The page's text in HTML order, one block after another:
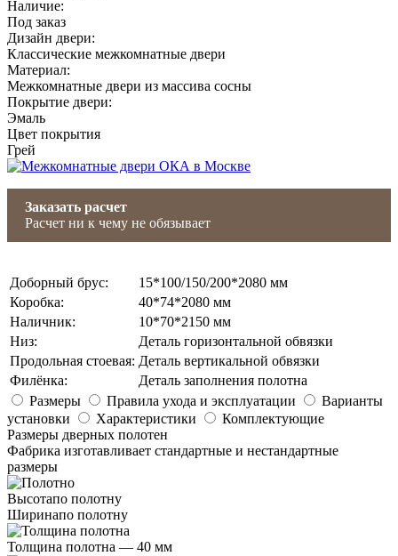
Наличие:
Под заказ
Дизайн двери:
Классические межкомнатные двери
Материал:
Межкомнатные двери из массива сосны
Покрытие двери:
Эмаль
Цвет покрытия
Грей
Заказать расчет
Расчет ни к чему не обязывает
Доборный брус:
15*100/150/200*2080 мм
Коробка:
40*74*2080 мм
Наличник:
10*70*2150 мм
Низ:
Деталь горизонтальной обвязки
Продольная стоевая: Деталь вертикальной обвязки
Филёнка:
Деталь заполнения полотна
Размеры
Правила ухода и эксплуатации
Варианты
установки
Характеристики
Комплектующие
Размеры дверных полотен
Фабрика изготавливает стандартные и нестандартные
размеры
Высотапо полотну
Ширинапо полотну
Толщина полотна — 40 мм